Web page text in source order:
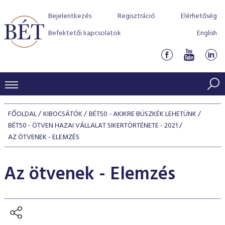
Bejelentkezés Regisztráció
Elérhetőség
Befektetői kapcsolatok
English
KERESKEDÉSI ADATOK
INDEXEK
Részvényindexek
Kötvényindexek
Piaci forgalom
Kedvenc instrumentumok
Származékos piac
BEFEKTETŐK
Termékcsoportok
Indexek
Szabályozás
Elszámolás
Részvény és vállalati kötvény tőzsdei bevezetését
BÉT Xtend - Részvénypiac egyszerűen
TŐZSDETAGOK
Tőzsdetagok, üzletkötők
VENDOROK
FŐOLDAL KIBOCSÁTÓK
BÉT50 - AKIKRE BÜSZKÉK LEHETÜNK
BÉT50 - ÖTVEN HAZAI VÁLLALAT SIKERTÖRTÉNETE - 2021
AZ ÖTVENEK - ELEMZÉS
Az ötvenek - Elemzés